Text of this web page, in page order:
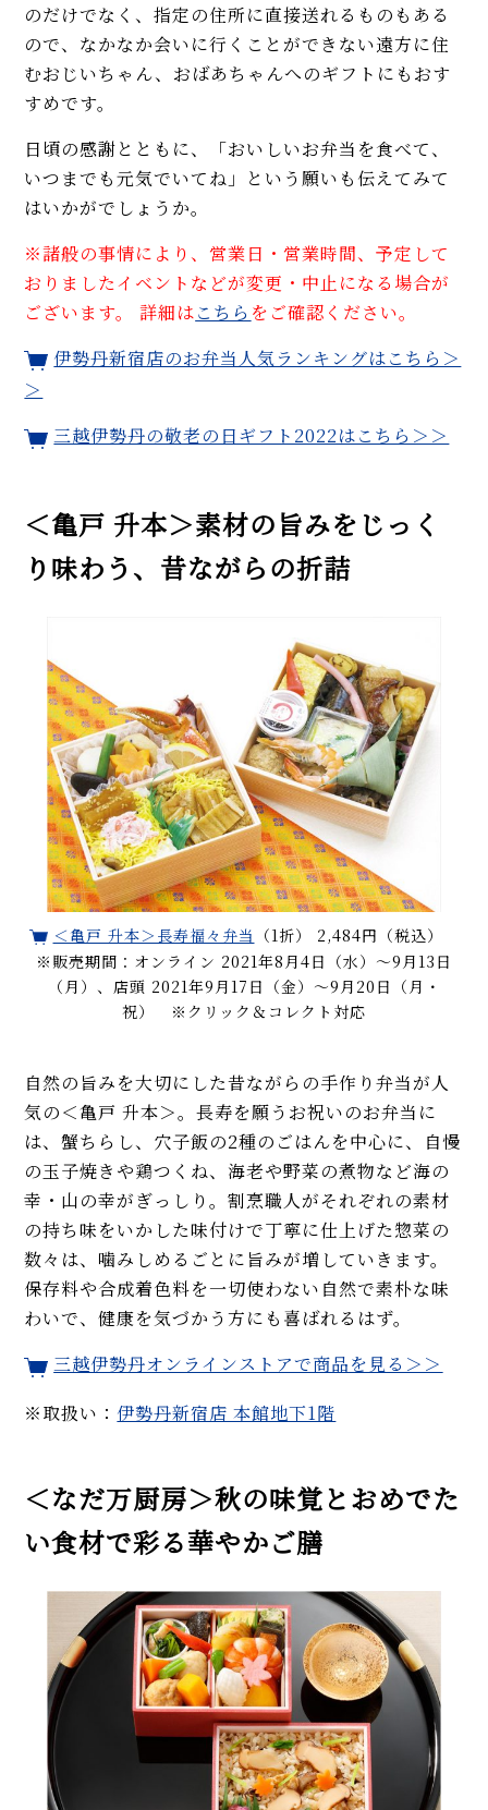
のだけでなく、指定の住所に直接送れるものもある
ので、なかなか会いに行くことができない遠方に住
むおじいちゃん、おばあちゃんへのギフトにもおす
すめです。
日頃の感謝とともに、「おいしいお弁当を食べて、
いつまでも元気でいてね」という願いも伝えてみて
はいかがでしょうか。
※諸般の事情により、営業日・営業時間、予定して
おりましたイベントなどが変更・中止になる場合が
ございます。 詳細はこちら をご確認ください。
伊勢丹新宿店のお弁当人気ランキングはこちら＞
＞
三越伊勢丹の敬老の日ギフト2022はこちら＞＞
＜亀戸 升本＞素材の旨みをじっく
り味わう、昔ながらの折詰
＜亀戸 升本＞長寿福々弁当 （1折） 2,484円（税込）
※販売期間：オンライン 2021年8月4日（水）〜9月13日
（月）、店頭 2021年9月17日（金）～9月20日（月・
祝） ※クリック＆コレクト対応
自然の旨みを大切にした昔ながらの手作り弁当が人
気の＜亀戸 升本＞。長寿を願うお祝いのお弁当に
は、蟹ちらし、穴子飯の2種のごはんを中心に、自慢
の玉子焼きや鶏つくね、海老や野菜の煮物など海の
幸・山の幸がぎっしり。割烹職人がそれぞれの素材
の持ち味をいかした味付けで丁寧に仕上げた惣菜の
数々は、噛みしめるごとに旨みが増していきます。
保存料や合成着色料を一切使わない自然で素朴な味
わいで、健康を気づかう方にも喜ばれるはず。
三越伊勢丹オンラインストアで商品を見る＞＞
※取扱い： 伊勢丹新宿店 本館地下1階
＜なだ万厨房＞秋の味覚とおめでた
い食材で彩る華やかご膳